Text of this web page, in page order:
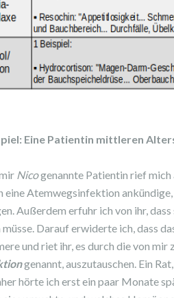
Eine Patientin mittleren
Nicogenannte Patientin rief mich
eine Atemwegsinfektion
Außerdem erfuhr ich von ihr,
müsse. Darauf erwiderte ich, dass
und riet ihr, es durch die von
genannt, auszutauschen. Ein
hörte ich erst ein paar Monate